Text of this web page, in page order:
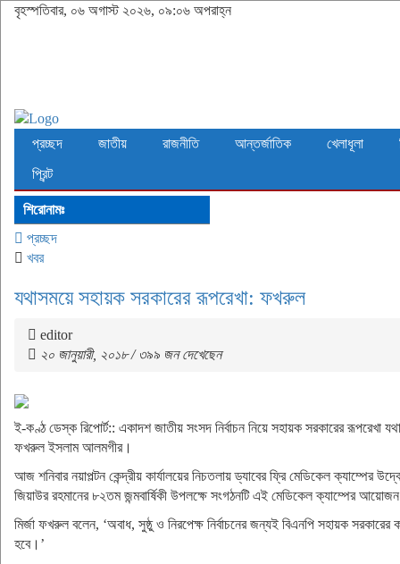
বৃহস্পতিবার, ০৬ অগাস্ট ২০২৬, ০৯:০৬ অপরাহ্ন
প্রচ্ছদ জাতীয় রাজনীতি আন্তর্জাতিক খেলাধূলা
প্রিন্ট
শিরোনামঃ
প্রচ্ছদ
খবর
যথাসময়ে সহায়ক সরকারের রূপরেখা: ফখরুল
editor
২০ জানুয়ারী, ২০১৮ / ৩৯৯ জন দেখেছেন
ই-কণ্ঠ ডেস্ক রিপোর্ট:: একাদশ জাতীয় সংসদ নির্বাচন নিয়ে সহায়ক সরকারের রূপরেখা
ফখরুল ইসলাম আলমগীর।
আজ শনিবার নয়াপল্টন কেন্দ্রীয় কার্যালয়ের নিচতলায় ড্যাবের ফ্রি মেডিকেল ক্যাম্পের
জিয়াউর রহমানের ৮২তম জন্মবার্ষিকী উপলক্ষে সংগঠনটি এই মেডিকেল ক্যাম্পের
মির্জা ফখরুল বলেন, ‘অবাধ, সুষ্ঠু ও নিরপেক্ষ নির্বাচনের জন্যই বিএনপি সহায়ক
হবে।’